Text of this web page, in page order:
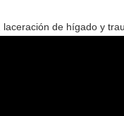
de hígado y